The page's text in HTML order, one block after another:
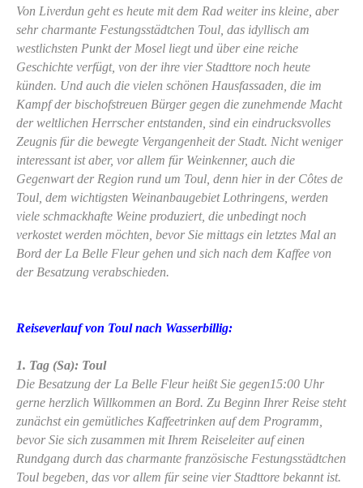
Von Liverdun geht es heute mit dem Rad weiter ins kleine, aber
sehr charmante Festungsstädtchen Toul, das idyllisch am
westlichsten Punkt der Mosel liegt und über eine reiche
Geschichte verfügt, von der ihre vier Stadttore noch heute
künden. Und auch die vielen schönen Hausfassaden, die im
Kampf der bischofstreuen Bürger gegen die zunehmende Macht
der weltlichen Herrscher entstanden, sind ein eindrucksvolles
Zeugnis für die bewegte Vergangenheit der Stadt. Nicht weniger
interessant ist aber, vor allem für Weinkenner, auch die
Gegenwart der Region rund um Toul, denn hier in der Côtes de
Toul, dem wichtigsten Weinanbaugebiet Lothringens, werden
viele schmackhafte Weine produziert, die unbedingt noch
verkostet werden möchten, bevor Sie mittags ein letztes Mal an
Bord der La Belle Fleur gehen und sich nach dem Kaffee von
der Besatzung verabschieden.
Reiseverlauf von Toul nach Wasserbillig:
1. Tag (Sa): Toul
Die Besatzung der La Belle Fleur heißt Sie gegen15:00 Uhr
gerne herzlich Willkommen an Bord. Zu Beginn Ihrer Reise steht
zunächst ein gemütliches Kaffeetrinken auf dem Programm,
bevor Sie sich zusammen mit Ihrem Reiseleiter auf einen
Rundgang durch das charmante französische Festungsstädtchen
Toul begeben, das vor allem für seine vier Stadttore bekannt ist.